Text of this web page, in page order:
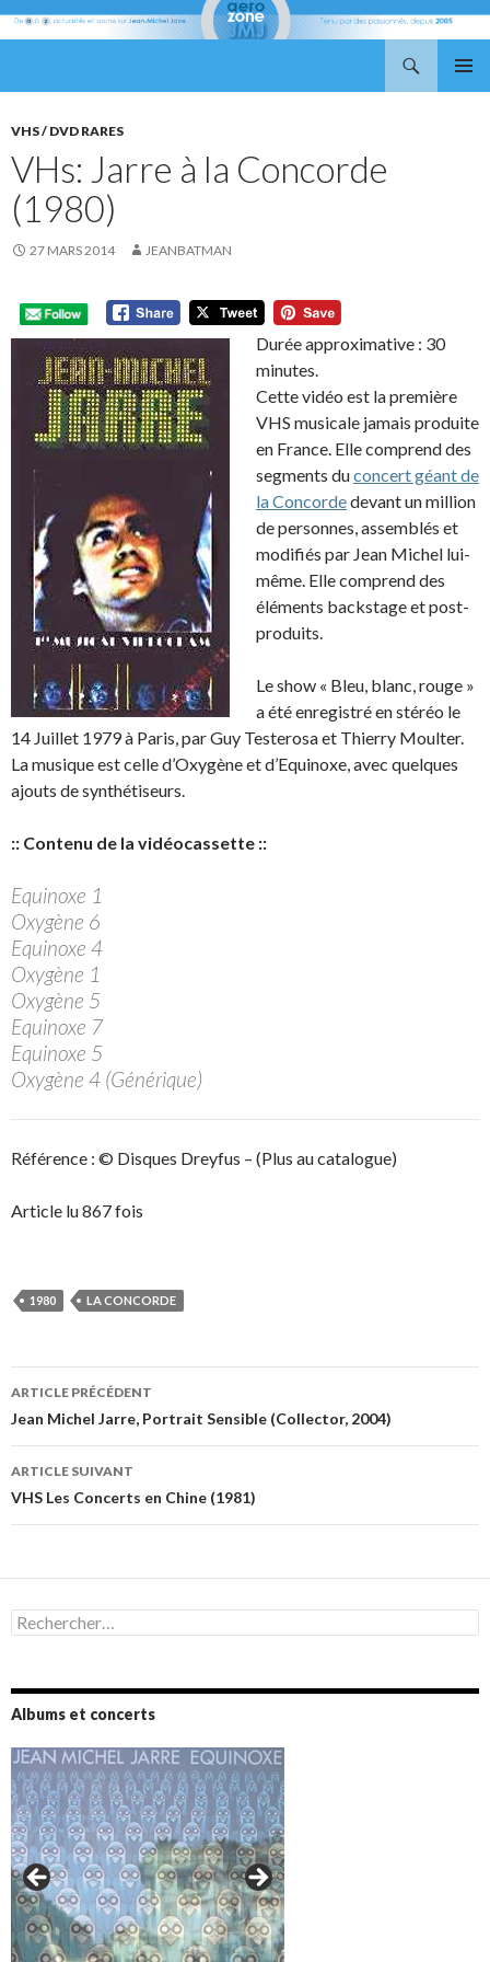
CONTENU
VHS / DVD RARES
VHs: Jarre à la Concorde
(1980)
27 MARS 2014 JEANBATMAN
Durée approximative : 30
minutes.
Cette vidéo est la première
VHS musicale jamais produite
en France. Elle comprend des
segments duconcert géant de
la Concordedevant un million
de personnes, assemblés et
modifiés par Jean Michel lui-
même. Elle comprend des
éléments backstage et post-
produits.
Le show « Bleu, blanc, rouge »
a été enregistré en stéréo le
14 Juillet 1979 à Paris, par Guy Testerosa et Thierry Moulter.
La musique est celle d’Oxygène et d’Equinoxe, avec quelques
ajouts de synthétiseurs.
:: Contenu de la vidéocassette ::
Equinoxe 1
Oxygène 6
Equinoxe 4
Oxygène 1
Oxygène 5
Equinoxe 7
Equinoxe 5
Oxygène 4 (Générique)
Référence : © Disques Dreyfus – (Plus au catalogue)
Article lu 867 fois
1980 LA CONCORDE
Navigation
des
articles
ARTICLE PRÉCÉDENT
Jean Michel Jarre, Portrait Sensible (Collector, 2004)
ARTICLE SUIVANT
VHS Les Concerts en Chine (1981)
Rechercher :
Albums et concerts